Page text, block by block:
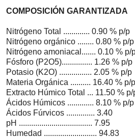
COMPOSICIÓN GARANTIZADA
Nitrógeno Total ............. 0.90 % p/p
Nitrógeno orgánico ........ 0.80 % p/p
Nitrógeno amoniacal....... 0.10 % p/
Fósforo (P2O5)............... 1.26 % p/p
Potasio (K2O) ................ 2.05 % p/p
Materia Orgánica .......... 16.40 % p/p
Extracto Húmico Total ... 11.50 % p/
Ácidos Húmicos ............. 8.10 % p/p
Ácidos Fúrvicos .............. 3.40
pH .................................... 7.95
Humedad .......................... 94.83